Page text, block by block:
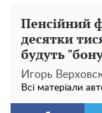
Пенсійний
десятки
будуть
Игорь
Всі матеріали